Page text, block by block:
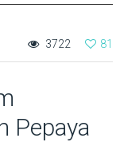
81
3722
Pepaya